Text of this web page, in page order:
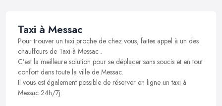
Taxi à Messac
Pour trouver un taxi proche de chez vous, faites appel à un des
chauffeurs de Taxi à Messac .
C’est la meilleure solution pour se déplacer sans soucis et en tout
confort dans toute la ville de Messac.
Il vous est également possible de réserver en ligne un taxi à
Messac 24h/7j .